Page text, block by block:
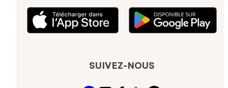
SUIVEZ-NOUS